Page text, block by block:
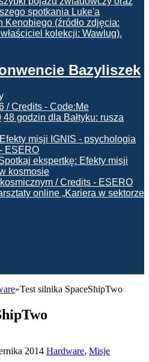
Bazyliszek
48 godzin dla Bałtyku: rusza
ekspertkę: Efekty misji
kosmosie
online „Kariera w sektorze
»Test silnika SpaceShipTwo
2014 Hardware, Misje